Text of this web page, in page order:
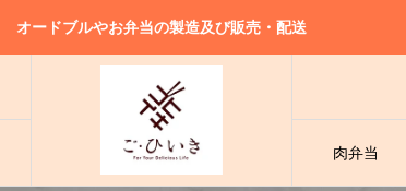
オードブルやお弁当の製造及び販売・配送
肉弁当